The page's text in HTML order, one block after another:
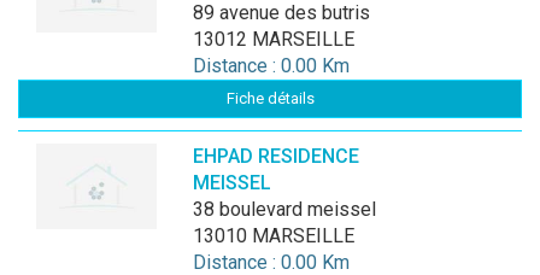
89 avenue des butris
13012 MARSEILLE
Distance : 0.00 Km
Fiche détails
EHPAD RESIDENCE
MEISSEL
38 boulevard meissel
13010 MARSEILLE
Distance : 0.00 Km